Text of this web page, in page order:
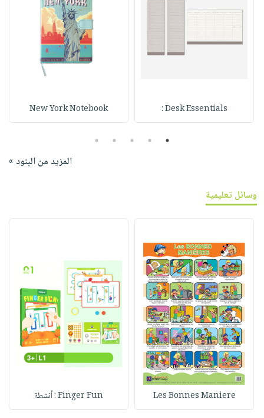
Desk Essentials :
New York Notebook
1
2
3
4
5
المزيد من البنود »
وسائل تعليمية
Les Bonnes Maniere Finger Fun : أنشطة